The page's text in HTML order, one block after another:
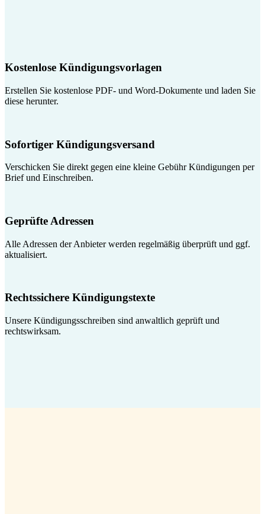
Kostenlose Kündigungsvorlagen
Erstellen Sie kostenlose PDF- und Word-Dokumente und laden Sie
diese herunter.
Sofortiger Kündigungsversand
Verschicken Sie direkt gegen eine kleine Gebühr Kündigungen per
Brief und Einschreiben.
Geprüfte Adressen
Alle Adressen der Anbieter werden regelmäßig überprüft und ggf.
aktualisiert.
Rechtssichere Kündigungstexte
Unsere Kündigungsschreiben sind anwaltlich geprüft und
rechtswirksam.